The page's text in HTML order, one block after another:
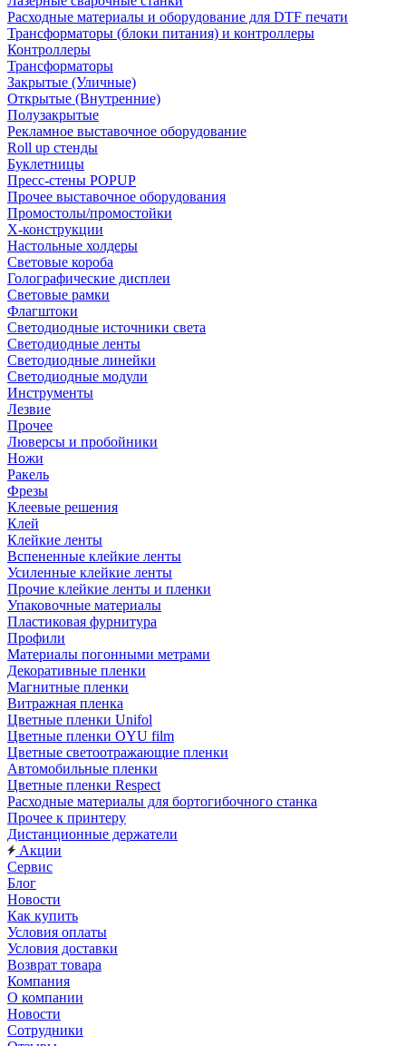
Расходные материалы и оборудование для DTF печати
Трансформаторы (блоки питания) и контроллеры
Контроллеры
Трансформаторы
Закрытые (Уличные)
Открытые (Внутренние)
Полузакрытые
Рекламное выставочное оборудование
Roll up стенды
Буклетницы
Пресс-стены POPUP
Прочее выставочное оборудования
Промостолы/промостойки
Х-конструкции
Настольные холдеры
Световые короба
Голографические дисплеи
Световые рамки
Флагштоки
Светодиодные источники света
Светодиодные ленты
Светодиодные линейки
Светодиодные модули
Инструменты
Лезвие
Прочее
Люверсы и пробойники
Ножи
Ракель
Фрезы
Клеевые решения
Клей
Клейкие ленты
Вспененные клейкие ленты
Усиленные клейкие ленты
Прочие клейкие ленты и пленки
Упаковочные материалы
Пластиковая фурнитура
Профили
Материалы погонными метрами
Декоративные пленки
Магнитные пленки
Витражная пленка
Цветные пленки Unifol
Цветные пленки OYU film
Цветные светоотражающие пленки
Автомобильные пленки
Цветные пленки Respect
Расходные материалы для бортогибочного станка
Прочее к принтеру
Дистанционные держатели
Акции
Сервис
Блог
Новости
Как купить
Условия оплаты
Условия доставки
Возврат товара
Компания
О компании
Новости
Сотрудники